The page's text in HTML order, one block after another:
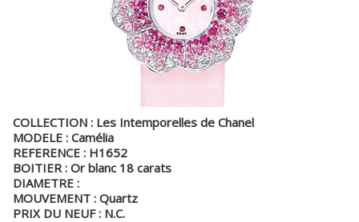
COLLECTION : Les Intemporelles de Chanel
MODELE : Camélia
REFERENCE : H1652
BOITIER : Or blanc 18 carats
DIAMETRE :
MOUVEMENT : Quartz
PRIX DU NEUF : N.C.